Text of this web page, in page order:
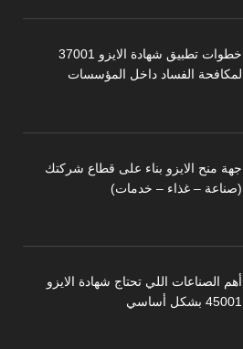
خطوات تطبيق شهادة الايزو 37001
لمكافحة الفساد داخل المؤسسات
جهة منح الايزو بناء على قطاع شركتك
(صناعة – غذاء – خدمات)
أهم الصناعات اللي تحتاج شهادة الايزو
45001 بشكل أساسي